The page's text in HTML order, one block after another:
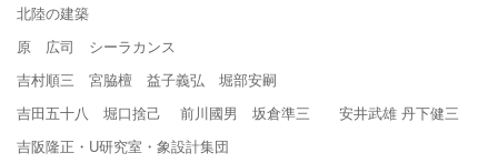
北陸の建築
原 広司 シーラカンス
吉村順三 宮脇檀 益子義弘 堀部安嗣
吉田五十八 堀口捨己 前川國男 坂倉準三 安井武雄 丹下健三
吉阪隆正・U研究室・象設計集団